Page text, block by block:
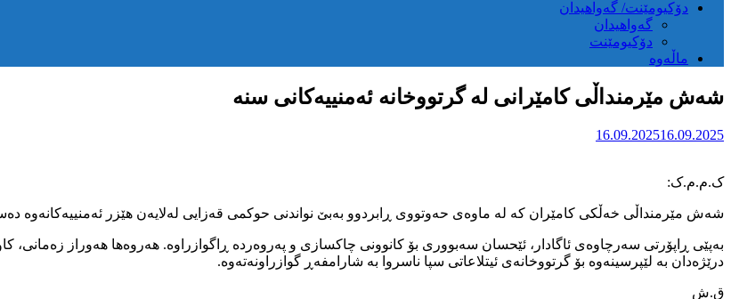
دۆکیومێنت/ گەواهیدان
گەواهیدان
دۆکیومێنت
ماڵەوە
شەش مێرمنداڵی کامێرانی لە گرتووخانە ئەمنییەکانی سنە
16.09.202516.09.2025
ک.م.م.ک:
شەش مێرمنداڵی خەڵکی کامێران کە لە ماوەی حەوتووی ڕابردوو بەبێ نواندنی حوکمی قەزایی لەلایەن هێزر ئەمنییەکانەوە
بەپێی ڕاپۆرتی سەرچاوەی ئاگادار، ئێحسان سەبووری بۆ کانوونی چاکسازی و پەروەردە ڕاگوازراوە. هەروەها هەوراز
درێژەدان بە لێپرسینەوە بۆ گرتووخانەی ئیتلاعاتی سپا ناسروا بە شارامفەڕ گوازراونەتەوە.
ق.ش